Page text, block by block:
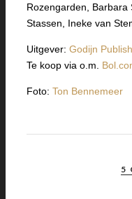
Rozengarden, Barbara
Stassen, Ineke van
Uitgever: Godijn
Te koop via o.m.
Foto: Ton Bennemeer
5